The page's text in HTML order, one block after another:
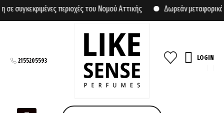
συγκεκριμένες περιοχές του Νομού Αττικής Δωρεάν μεταφορικά
2155205593 LOGIN